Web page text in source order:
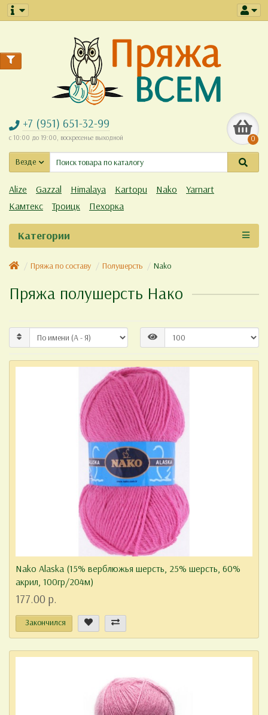
+7 (951) 651-32-99
с 10:00 до 19:00, воскресенье выходной 0
Везде
Alize Gazzal Himalaya Kartopu Nako
Yarnart
Камтекс
Троицк Пехорка
Категории
Пряжа по составу Полушерсть Nako
Пряжа полушерсть Нако
Nako Alaska (15% верблюжья шерсть, 25% шерсть, 60%
акрил, 100гр/204м)
177.00 р.
Закончился